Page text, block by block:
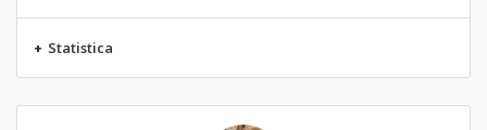
+ Statistica